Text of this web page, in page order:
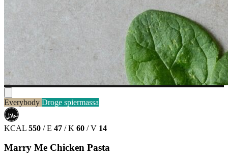
Everybody Droge spiermassa
حلال
HALAL
KCAL 550 / E 47 / K 60 / V 14
Marry Me Chicken Pasta